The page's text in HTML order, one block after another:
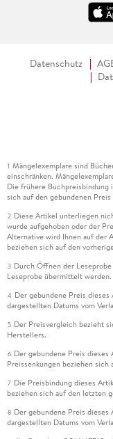
Datenschutz
1 Mängelexemplare sind
einschränken.
Die frühere Buchpreisbindung
sich auf den gebundenen
2 Diese Artikel unterliegen
wurde aufgehoben oder der
Alternative wird Ihnen auf der
beziehen sich auf den
3 Durch Öffnen der
Leseprobe übermittelt werden.
4 Der gebundene Preis
dargestellten Datums vom
5 Der Preisvergleich bezieht
Herstellers.
6 Der gebundene Preis dieses
Preissenkungen beziehen sich
7 Die Preisbindung dieses
beziehen sich auf den letzten
8 Der gebundene Preis
dargestellten Datums vom